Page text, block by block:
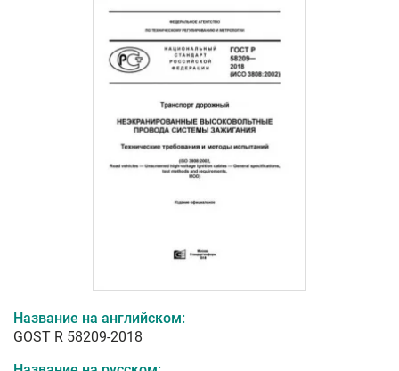
Название на английском:
GOST R 58209-2018